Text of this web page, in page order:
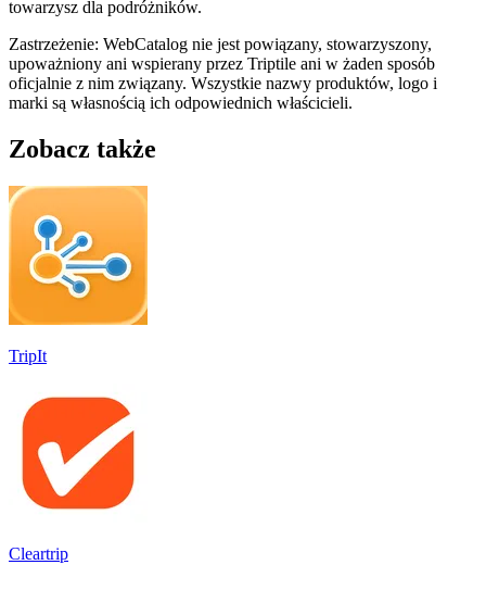
towarzysz dla podróżników.
Zastrzeżenie: WebCatalog nie jest powiązany, stowarzyszony,
upoważniony ani wspierany przez Triptile ani w żaden sposób
oficjalnie z nim związany. Wszystkie nazwy produktów, logo i
marki są własnością ich odpowiednich właścicieli.
Zobacz także
TripIt
Cleartrip